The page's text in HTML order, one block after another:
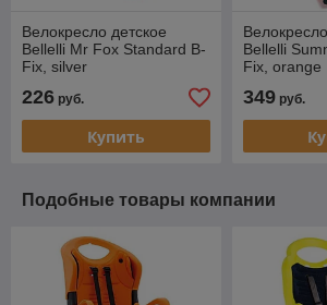
Велокресло детское
Bellelli Mr Fox Standard B-
Fix, silver
226 руб.
Купить
Bellelli
Fix, orange
349руб.
Подобные товары компании